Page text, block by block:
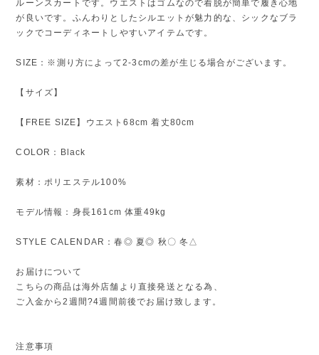
ルーンスカートです。ウエストはゴムなので着脱が簡単で履き心地
が良いです。ふんわりとしたシルエットが魅力的な、シックなブラ
ックでコーディネートしやすいアイテムです。
SIZE：※測り方によって2-3cmの差が生じる場合がございます。
【サイズ】
【FREE SIZE】ウエスト68cm 着丈80cm
COLOR：Black
素材：ポリエステル100%
モデル情報：身長161cm 体重49kg
STYLE CALENDAR：春◎ 夏◎ 秋〇 冬△
お届けについて
こちらの商品は海外店舗より直接発送となる為、
ご入金から2週間?4週間前後でお届け致します。
注意事項